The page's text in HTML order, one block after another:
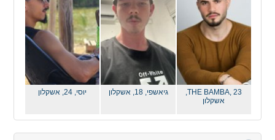
THE BAMBA, 23,
אשקלון
גיאשפי, 18, אשקלון יוסי, 24, אשקלון